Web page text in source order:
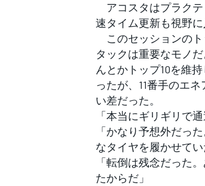
フォーミュラE
アコスタはプラクテ
速タイム更新も視野
このセッションのト
タックは重要なモノ
んとかトップ10を維
ったが、11番手のエ
い差だった。
「本当にギリギリで
「かなり予想外だっ
なタイヤを履かせてい
「転倒は残念だった
たからだ」